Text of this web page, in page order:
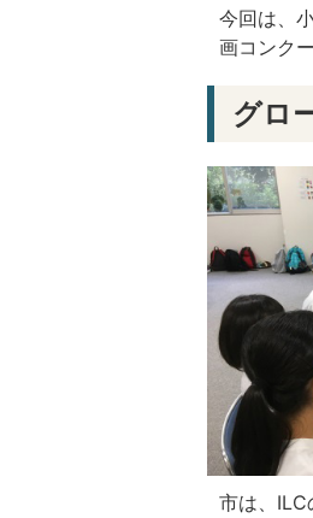
今回は、
画コンク
グロ
市は、ILC